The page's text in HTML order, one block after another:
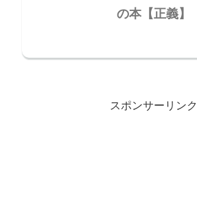
の本【正義】
スポンサーリンク